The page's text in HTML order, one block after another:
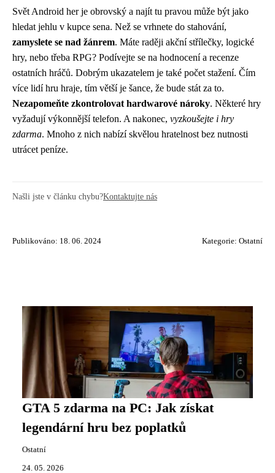
Svět Android her je obrovský a najít tu pravou může být jako
hledat jehlu v kupce sena. Než se vrhnete do stahování,
zamyslete se nad žánrem. Máte raději akční střílečky, logické
hry, nebo třeba RPG? Podívejte se na hodnocení a recenze
ostatních hráčů. Dobrým ukazatelem je také počet stažení. Čím
více lidí hru hraje, tím větší je šance, že bude stát za to.
Nezapomeňte zkontrolovat hardwarové nároky. Některé hry
vyžadují výkonnější telefon. A nakonec, vyzkoušejte i hry
zdarma. Mnoho z nich nabízí skvělou hratelnost bez nutnosti
utrácet peníze.
Našli jste v článku chybu?Kontaktujte nás
Publikováno: 18. 06. 2024 Kategorie: Ostatní
GTA 5 zdarma na PC: Jak získat
legendární hru bez poplatků
Ostatní
24. 05. 2026